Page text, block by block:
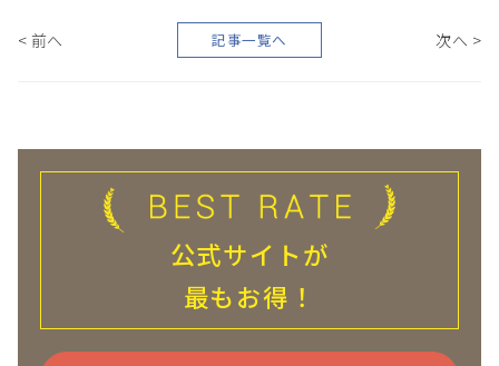
< 前へ 記事一覧へ 次へ >
公式サイトが
最もお得！